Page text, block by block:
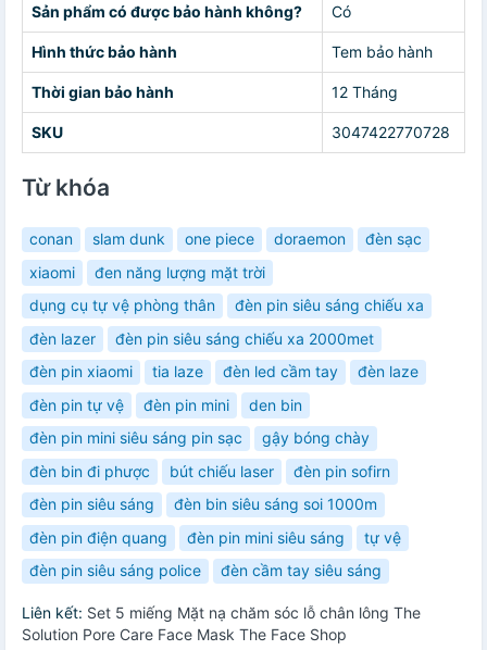
Sản phẩm có được bảo hành không? Có
Hình thức bảo hành Tem bảo hành
Thời gian bảo hành 12 Tháng
SKU 3047422770728
Từ khóa
conan slam dunk one piece doraemon
đèn sạc
xiaomi
đen năng lượng mặt trời
dụng cụ tự vệ phòng thân
đèn pin siêu sáng chiếu xa
đèn lazer
đèn pin siêu sáng chiếu xa 2000met
đèn pin xiaomi
tia laze đèn led cầm tay
đèn laze
đèn pin tự vệ
đèn pin mini
den bin
đèn pin mini siêu sáng pin sạc
gậy bóng chày
đèn bin đi phược
bút chiếu laser
đèn pin sofirn
đèn pin siêu sáng
đèn bin siêu sáng soi 1000m
đèn pin điện quang
đèn pin mini siêu sáng
tự vệ
đèn pin siêu sáng police
đèn cầm tay siêu sáng
Liên kết: Set 5 miếng Mặt nạ chăm sóc lỗ chân lông The
Solution Pore Care Face Mask The Face Shop